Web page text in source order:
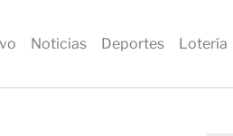
Noticias Deportes Lotería